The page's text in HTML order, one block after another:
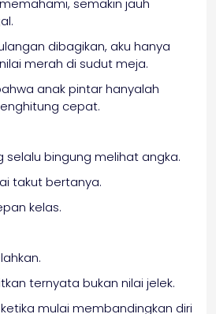
semakin jauh
dibagikan, aku hanya
merah di sudut meja.
anak pintar hanyalah
cepat.
selalu bingung melihat angka.
takut bertanya.
kelas.
ternyata bukan nilai jelek.
mulai membandingkan diri